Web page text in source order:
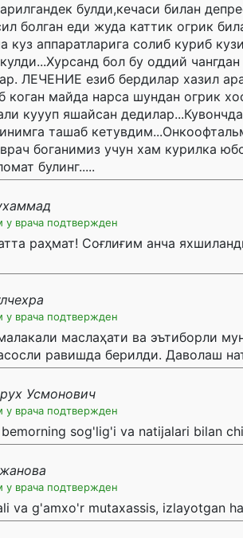
булди,кечаси билан
болган еди жуда каттик огрик
куз аппаратларига солиб куриб
бол бу оддий
ЛЕЧЕНИЕ езиб бердилар хазил
коган майда нарса шундан огрик
куууп яшайсан
ташаб
боганимиз учун хам курилка
булинг.....
у врача подтвержден
раҳмат! Соғлиғим анча
у врача подтвержден
маслаҳати ва эътиборли
равишда берилди. Даволаш
Усмонович
у врача подтвержден
sog'lig'i va natijalari bilan
у врача подтвержден
va g'amxo'r mutaxassis, izlayotgan